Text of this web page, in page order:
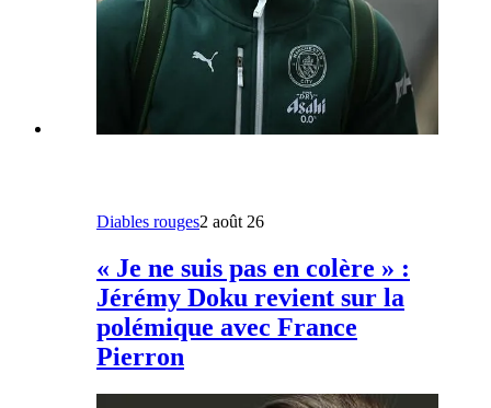
Diables rouges2 août 26
« Je ne suis pas en colère » :
Jérémy Doku revient sur la
polémique avec France
Pierron